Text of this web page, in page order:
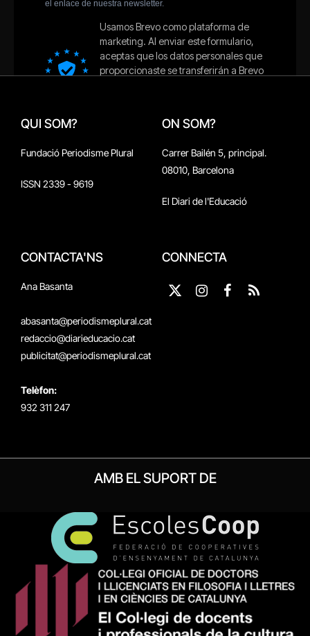
QUI SOM?
Fundació Periodisme Plural
ISSN 2339 - 9619
ON SOM?
Carrer Bailén 5, principal.
08010, Barcelona
El Diari de l'Educació
CONTACTA'NS
Ana Basanta
abasanta@periodismeplural.cat
redaccio@diarieducacio.cat
publicitat@periodismeplural.cat
Telèfon:
932 311 247
CONNECTA
X
Instagram
Facebook
RSS
AMB EL SUPORT DE